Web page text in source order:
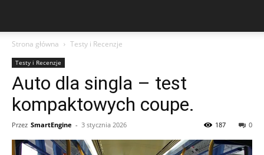
Strona główna Testy i Recenzje
Testy i Recenzje
Auto dla singla – test
kompaktowych coupe.
Przez SmartEngine - 3 stycznia 2026 0
187